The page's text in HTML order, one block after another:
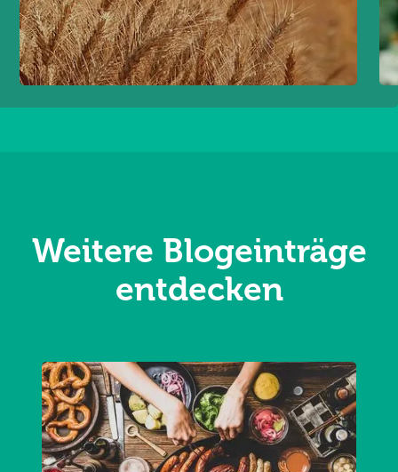
Weitere Blogeinträge
entdecken